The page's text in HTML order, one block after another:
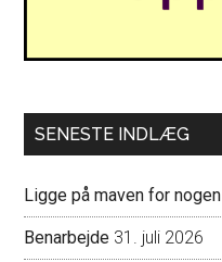
SENESTE INDLÆG
Ligge på maven for nogen
Benarbejde 31. juli 2026